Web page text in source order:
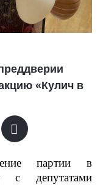
«Кулич в
партии в
с депутатами